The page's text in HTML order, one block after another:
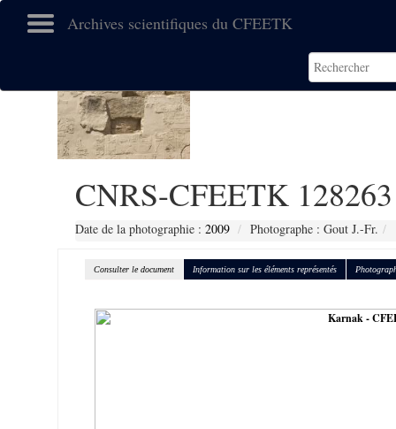
Archives scientifiques du CFEETK
CNRS-CFEETK 128263
Date de la photographie : 2009 Photographe : Gout J.-Fr.
Consulter le document Information sur les éléments représentés